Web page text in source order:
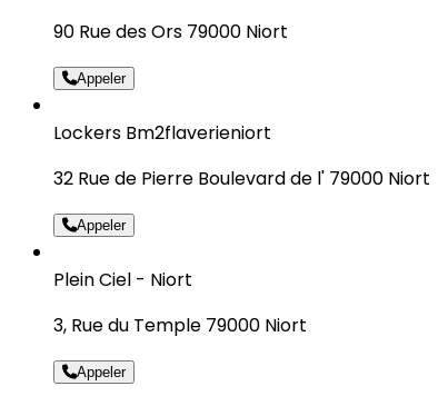
90 Rue des Ors 79000 Niort
Appeler
Lockers Bm2flaverieniort
32 Rue de Pierre Boulevard de l' 79000 Niort
Appeler
Plein Ciel - Niort
3, Rue du Temple 79000 Niort
Appeler